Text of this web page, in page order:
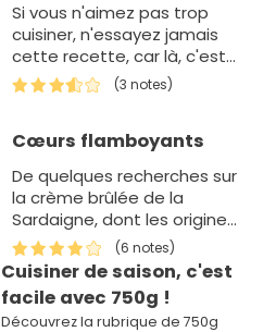
Si vous n'aimez pas trop
cuisiner, n'essayez jamais
cette recette, car là, c'est
sûr, vos convives vous la
réclameront à nouveau et
faire d…
(3 notes)
Cœurs flamboyants
De quelques recherches sur
la crème brûlée de la
Sardaigne, dont les origines
remontent à la crème
catalane, on a arrivé à
cette préparation. Elle est
composée de p…
(6 notes)
Cuisiner de saison, c'est
facile avec 750g !
Découvrez la rubrique de 750g